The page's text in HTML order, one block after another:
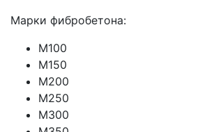
Марки фибробетона:
М100
М150
М200
М250
М300